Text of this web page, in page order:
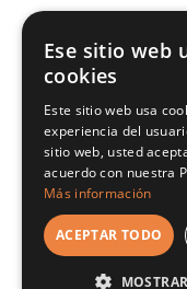
¡En las
Nuestros
juegos para hacer
que, si tienes
1 2 >> Last
Ese sitio web
cookies
Este sitio web usa
experiencia del
sitio web, usted
acuerdo con nuestra
Más información
ACEPTAR TODO